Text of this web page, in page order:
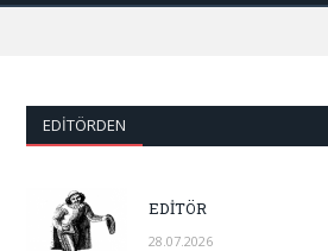
EDITÖRDEN
EDİTÖR
28.07.2026